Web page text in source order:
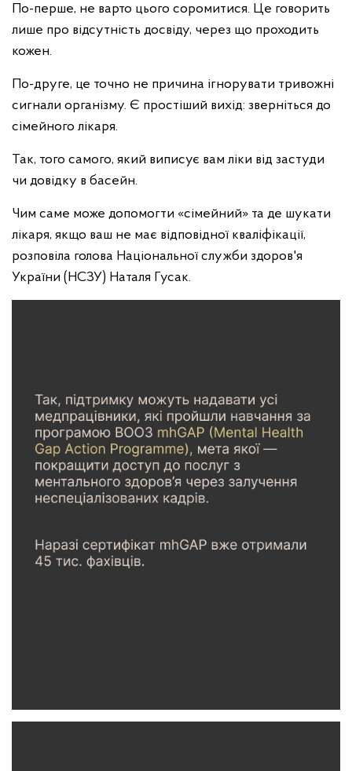
По-перше, не варто цього соромитися. Це говорить
лише про відсутність досвіду, через що проходить
кожен.
По-друге, це точно не причина ігнорувати тривожні
сигнали організму. Є простіший вихід: зверніться до
сімейного лікаря.
Так, того самого, який виписує вам ліки від застуди
чи довідку в басейн.
Чим саме може допомогти «сімейний» та де шукати
лікаря, якщо ваш не має відповідної кваліфікації,
розповіла голова Національної служби здоров'я
України (НСЗУ) Наталя Гусак.